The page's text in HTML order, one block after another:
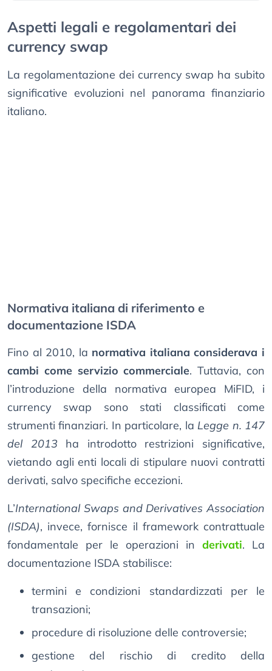
Aspetti legali e regolamentari dei
currency swap
La regolamentazione dei currency swap ha subito
significative evoluzioni nel panorama finanziario
italiano.
Normativa italiana di riferimento e
documentazione ISDA
Fino al 2010, la normativa italiana considerava i
cambi come servizio commerciale. Tuttavia, con
l’introduzione della normativa europea MiFID, i
currency swap sono stati classificati come
strumenti finanziari. In particolare, la Legge n. 147
del 2013 ha introdotto restrizioni significative,
vietando agli enti locali di stipulare nuovi contratti
derivati, salvo specifiche eccezioni.
L’International Swaps and Derivatives Association
(ISDA), invece, fornisce il framework contrattuale
fondamentale per le operazioni in derivati. La
documentazione ISDA stabilisce:
termini e condizioni standardizzati per le
transazioni;
procedure di risoluzione delle controversie;
gestione del rischio di credito della